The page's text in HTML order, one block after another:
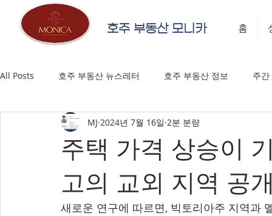
호주 부동산 모니카 홈
All Posts 호주 부동산 뉴스레터 호주 부동산 정보 주
주택 가격 상승이
고의 교외 지역 공
MJ 2024년 7월 16일 2분 분량
새로운 연구에 따르면, 빅토리아주 지역과